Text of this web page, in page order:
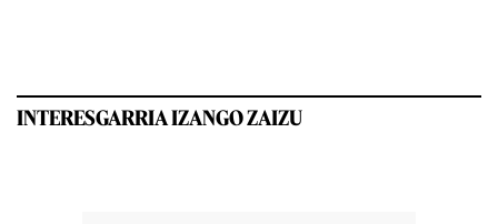
INTERESGARRIA IZANGO ZAIZU